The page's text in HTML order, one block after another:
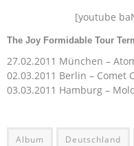
[youtube
The Joy Formidable Tour
27.02.2011 München –
02.03.2011 Berlin – Comet
03.03.2011 Hamburg –
Album Deutschland